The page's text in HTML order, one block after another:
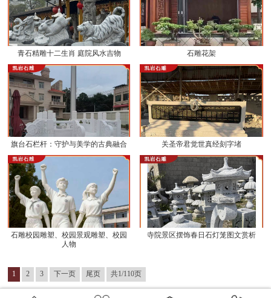
青石精雕十二生肖 庭院风水吉物 石雕花架
旗台石栏杆：守护与美学的古典融合 关圣帝君觉世真经刻字堵
石雕校园雕塑、校园景观雕塑、校园
人物
寺院景区摆饰春日石灯笼图文赏析
1 2 3 下一页 尾页 共1/110页